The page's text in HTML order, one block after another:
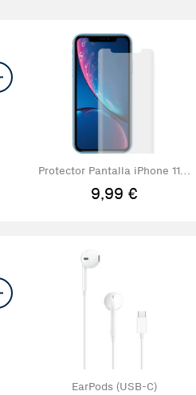
Protector Pantalla iPhone 11 P
9,99 €
EarPods (USB-C)